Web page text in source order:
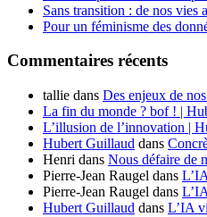
Sans transition : de nos vies
Pour un féminisme des
Commentaires récents
tallie dans Des enjeux de
La fin du monde ? bof ! |
L’illusion de l’innovation |
Hubert Guillaud dans
Henri dans Nous défaire de
Pierre-Jean Raugel dans
Pierre-Jean Raugel dans
Hubert Guillaud dans L’IA